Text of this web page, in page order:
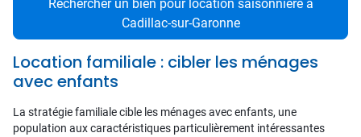
Rechercher un bien pour location saisonnière à
Cadillac-sur-Garonne
Location familiale : cibler les ménages
avec enfants
La stratégie familiale cible les ménages avec enfants, une
population aux caractéristiques particulièrement intéressantes